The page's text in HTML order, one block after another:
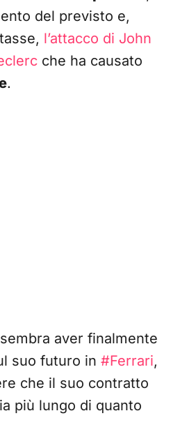
del previsto e,
l’attacco di John
che ha causato
.
sembra aver finalmente
suo futuro in #Ferrari,
che il suo contratto
più lungo di quanto